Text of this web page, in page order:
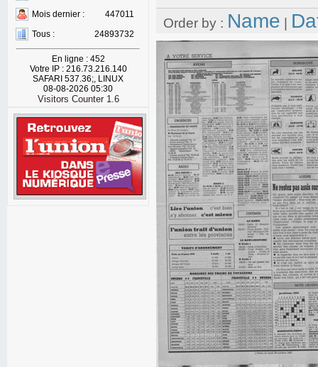
Mois dernier :
447011
Tous :
24893732
En ligne : 452
Votre IP : 216.73.216.140
SAFARI 537.36;, LINUX
08-08-2026 05:30
Visitors Counter 1.6
Order by : Name